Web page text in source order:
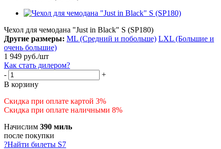
Чехол для чемодана "Just in Black" S (SP180)
Другие размеры: ML (Средний и побольше) LXL (Большие и
очень большие)
1 949 руб./шт
Как стать дилером?
-
+
В корзину
Скидка при оплате картой 3%
Скидка при оплате наличными 8%
Начислим 390 миль
после покупки
?Найти билеты S7